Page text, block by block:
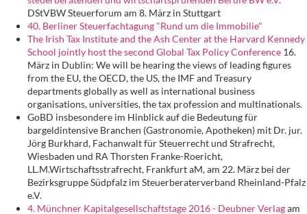
DStVBW Steuerforum am 8. März in Stuttgart
40. Berliner Steuerfachtagung "Rund um die Immobilie"
The Irish Tax Institute and the Ash Center at the Harvard Kennedy
School jointly host the second Global Tax Policy Conference 16.
März in Dublin: We will be hearing the views of leading figures
from the EU, the OECD, the US, the IMF and Treasury
departments globally as well as international business
organisations, universities, the tax profession and multinationals.
GoBD insbesondere im Hinblick auf die Bedeutung für
bargeldintensive Branchen (Gastronomie, Apotheken) mit Dr. jur.
Jörg Burkhard, Fachanwalt für Steuerrecht und Strafrecht,
Wiesbaden und RA Thorsten Franke-Roericht,
LL.M.Wirtschaftsstrafrecht, Frankfurt aM, am 22. März bei der
Bezirksgruppe Südpfalz im Steuerberaterverband Rheinland-Pfalz
e.V.
4. Münchner Kapitalgesellschaftstage 2016 - Deubner Verlagam